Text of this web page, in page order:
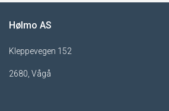
Hølmo AS
Kleppevegen 152
2680, Vågå